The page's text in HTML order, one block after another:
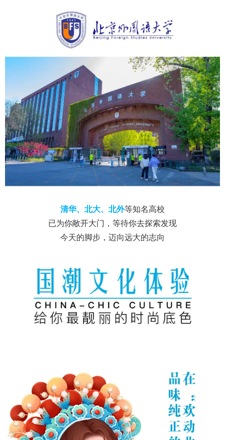
清华、北大、北外等知名高校
已为你敞开大门，等待你去探索发现
今天的脚步，迈向远大的志向